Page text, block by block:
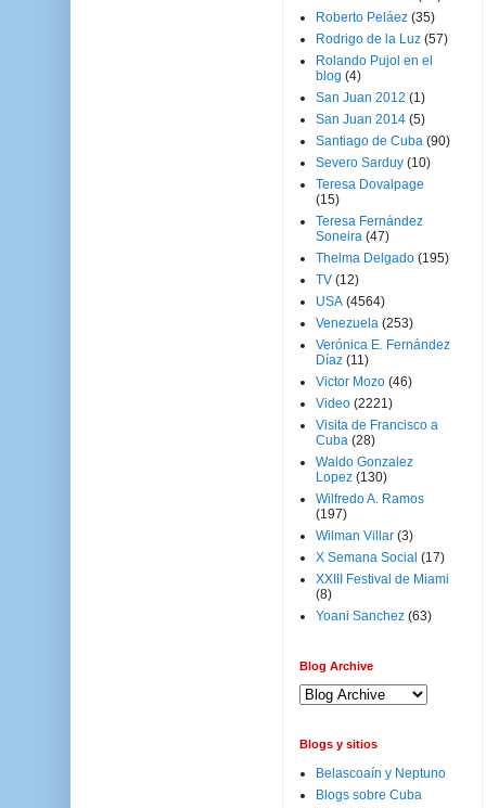
Roberto Peláez (35)
Rodrigo de la Luz (57)
Rolando Pujol en el
blog (4)
San Juan 2012 (1)
San Juan 2014 (5)
Santiago de Cuba (90)
Severo Sarduy (10)
Teresa Dovalpage
(15)
Teresa Fernández
Soneira (47)
Thelma Delgado (195)
TV (12)
USA (4564)
Venezuela (253)
Verónica E. Fernández
Díaz (11)
Victor Mozo (46)
Video (2221)
Visita de Francisco a
Cuba (28)
Waldo Gonzalez
Lopez (130)
Wilfredo A. Ramos
(197)
Wilman Villar (3)
X Semana Social (17)
XXIII Festival de Miami
(8)
Yoani Sanchez (63)
Blog Archive
Blogs y sitios
Belascoaín y Neptuno
Blogs sobre Cuba